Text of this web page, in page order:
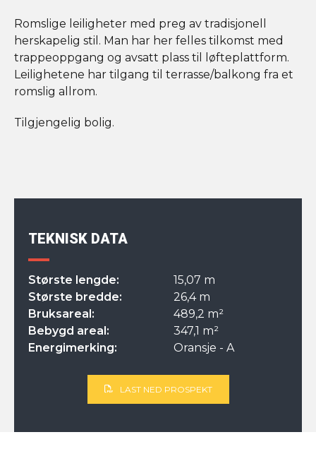
Romslige leiligheter med preg av tradisjonell
herskapelig stil. Man har her felles tilkomst med
trappeoppgang og avsatt plass til løfteplattform.
Leilighetene har tilgang til terrasse/balkong fra et
romslig allrom.
Tilgjengelig bolig.
TEKNISK DATA
Største lengde:
15,07 m
Største bredde:
26,4 m
Bruksareal:
489,2 m²
Bebygd areal:
347,1 m²
Energimerking:
Oransje - A
LAST NED PROSPEKT